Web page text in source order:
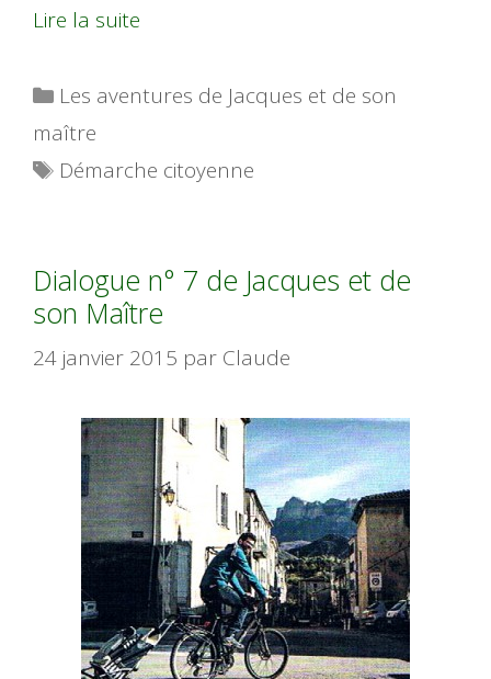
Lire la suite
Catégories
Les aventures de Jacques et de son
maître
Étiquettes
Démarche citoyenne
Dialogue n° 7 de Jacques et de
son Maître
24 janvier 2015 par Claude